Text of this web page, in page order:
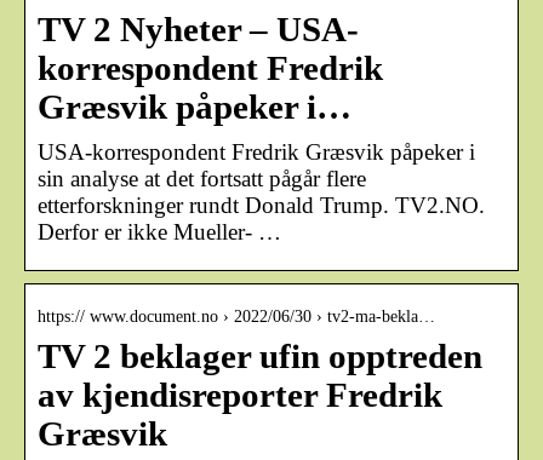
TV 2 Nyheter – USA-
korrespondent Fredrik
Græsvik påpeker i…
USA-korrespondent Fredrik Græsvik påpeker i
sin analyse at det fortsatt pågår flere
etterforskninger rundt Donald Trump. TV2.NO.
Derfor er ikke Mueller- …
https:// www.document.no › 2022/06/30 › tv2-ma-bekla…
TV 2 beklager ufin opptreden
av kjendisreporter Fredrik
Græsvik